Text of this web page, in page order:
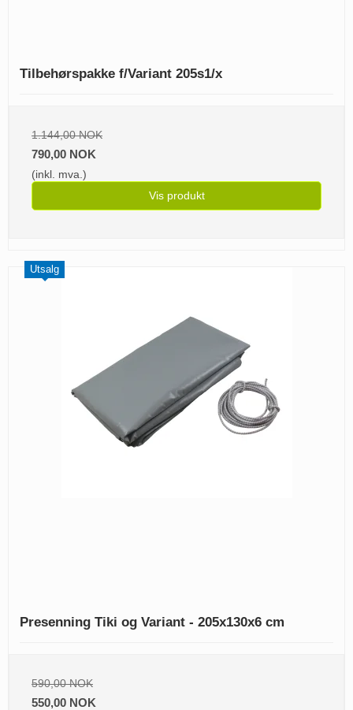
Tilbehørspakke f/Variant 205s1/x
1.144,00 NOK
790,00 NOK
(inkl. mva.)
Vis produkt
Utsalg
Presenning Tiki og Variant - 205x130x6 cm
590,00 NOK
550,00 NOK